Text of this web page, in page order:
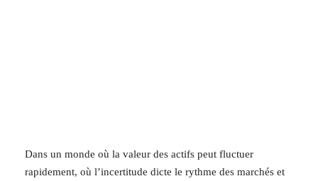
Dans un monde où la valeur des actifs peut fluctuer
rapidement, où l’incertitude dicte le rythme des marchés et